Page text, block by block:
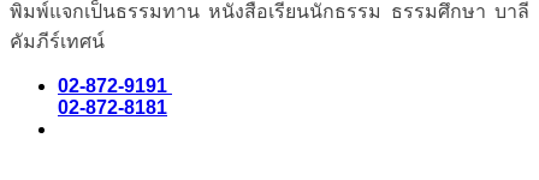
พิมพ์แจกเป็นธรรมทาน หนังสือเรียนนักธรรม ธรรมศึกษา บาลี
คัมภีร์เทศน์
02-872-9191
02-872-8181